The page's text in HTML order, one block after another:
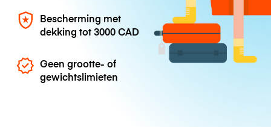
Bescherming met
dekking tot3000 CAD
Geen grootte- of
gewichtslimieten